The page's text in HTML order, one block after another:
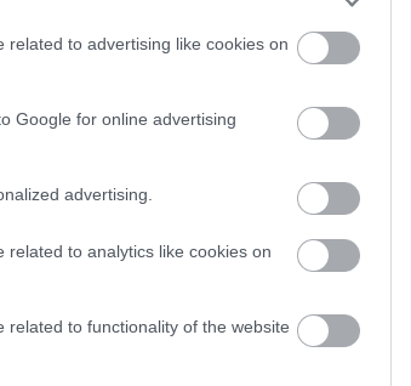
to advertising like cookies on
Google for online advertising
advertising.
to analytics like cookies on
to functionality of the website